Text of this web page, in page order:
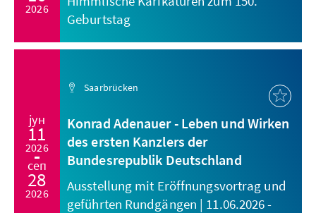
2026
Geburtstag
јун
11
2026
сеп
28
2026
Saarbrücken
Konrad Adenauer - Leben und Wirken
des ersten Kanzlers der
Bundesrepublik Deutschland
Ausstellung mit Eröffnungsvortrag und
geführten Rundgängen | 11.06.2026 -